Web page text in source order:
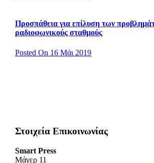
Προσπάθεια για επίλυση των
ραδιοφωνικούς σταθμούς
Posted On 16 Μάι 2019
Στοιχεία Επικοινωνίας
Smart Press
Mάγερ 11